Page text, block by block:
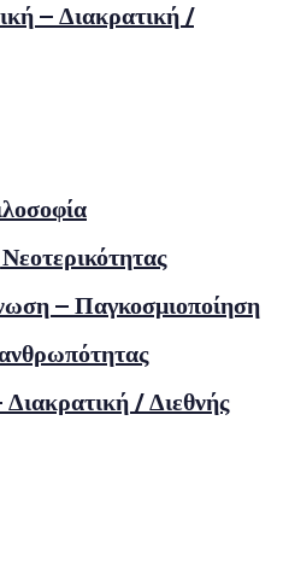
– Διακρατική /
– Παγκοσμιοποίηση
/ Διεθνής